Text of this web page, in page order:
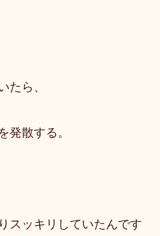
たら、
発散する。
スッキリしていたんです